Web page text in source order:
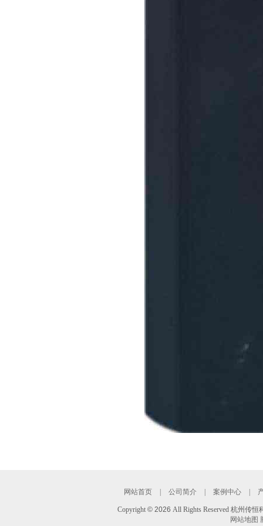
网站首页 公司简介 案例中心
Copyright © 2026 All Rights Reserved 杭州传
网站地图